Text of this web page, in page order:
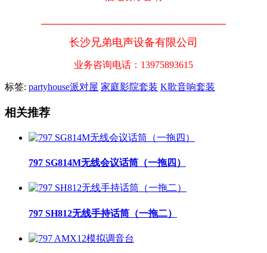
长沙兄弟电声设备有限公司
业务咨询电话：13975893615
标签: partyhouse派对屋 家庭影院套装 K歌音响套装
相关推荐
797 SG814M无线会议话筒（一拖四）
797 SH812无线手持话筒（一拖二）